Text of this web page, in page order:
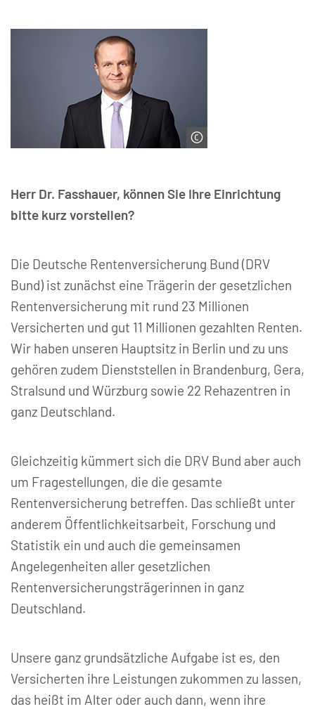
Herr Dr. Fasshauer, können Sie Ihre Einrichtung
bitte kurz vorstellen?
Die Deutsche Rentenversicherung Bund (DRV
Bund) ist zunächst eine Trägerin der gesetzlichen
Rentenversicherung mit rund 23 Millionen
Versicherten und gut 11 Millionen gezahlten Renten.
Wir haben unseren Hauptsitz in Berlin und zu uns
gehören zudem Dienststellen in Brandenburg, Gera,
Stralsund und Würzburg sowie 22 Rehazentren in
ganz Deutschland.
Gleichzeitig kümmert sich die DRV Bund aber auch
um Fragestellungen, die die gesamte
Rentenversicherung betreffen. Das schließt unter
anderem Öffentlichkeitsarbeit, Forschung und
Statistik ein und auch die gemeinsamen
Angelegenheiten aller gesetzlichen
Rentenversicherungsträgerinnen in ganz
Deutschland.
Unsere ganz grundsätzliche Aufgabe ist es, den
Versicherten ihre Leistungen zukommen zu lassen,
das heißt im Alter oder auch dann, wenn ihre